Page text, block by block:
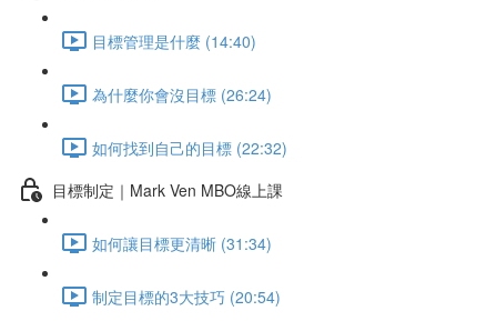
目標管理是什麼 (14:40)
為什麼你會沒目標 (26:24)
如何找到自己的目標 (22:32)
目標制定｜Mark Ven MBO線上課
如何讓目標更清晰 (31:34)
制定目標的3大技巧 (20:54)